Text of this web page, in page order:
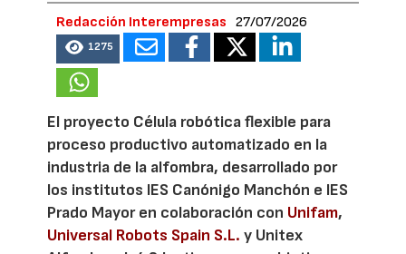
Redacción Interempresas 27/07/2026
1275
El proyecto Célula robótica flexible para
proceso productivo automatizado en la
industria de la alfombra, desarrollado por
los institutos IES Canónigo Manchón e IES
Prado Mayor en colaboración con Unifam,
Universal Robots Spain S.L. y Unitex